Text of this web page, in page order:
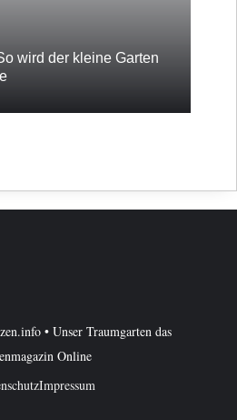
wird der kleine Garten
• Unser Traumgarten das
Online
Impressum